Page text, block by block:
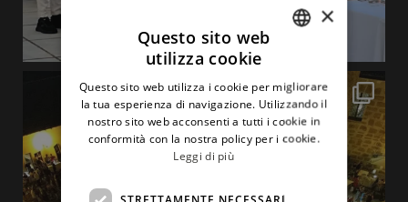
ENGLISH
×
Questo sito web
utilizza cookie
Questo sito web utilizza i cookie per migliorare
la tua esperienza di navigazione. Utilizzando il
nostro sito web acconsenti a tutti i cookie in
conformità con la nostra policy per i cookie.
Leggi di più
STRETTAMENTE NECESSARI